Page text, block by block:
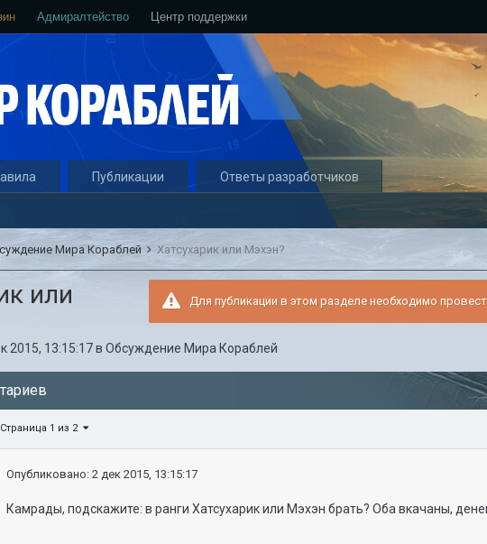
Адмиралтейство Центр поддержки
Публикации Ответы разработчиков
Мира Кораблей Хатсухарик или Мэхэн?
Для публикации в этом разделе необходимо
или
2015, 13:15:17вОбсуждение Мира Кораблей
Страница 1 из 2
Опубликовано:2 дек 2015, 13:15:17
Камрады, подскажите: в ранги Хатсухарик или Мэхэн брать? Оба вкачаны,